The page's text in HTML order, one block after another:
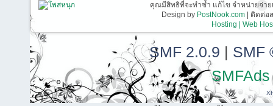
คุณมีสิทธิที่จะทำซ้ำ แก้ไข จำหน่ายจ่า
Design by PostNook.com| ติดต่อส
Hosting | Web
SMF 2.0.9 | SMF
SMFAds